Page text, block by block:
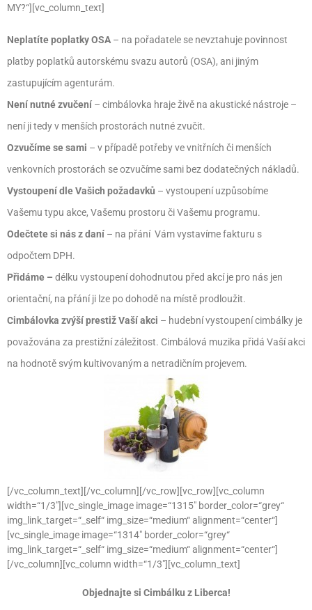
MY?“][vc_column_text]
Neplatíte poplatky OSA – na pořadatele se nevztahuje povinnost
platby poplatků autorskému svazu autorů (OSA), ani jiným
zastupujícím agenturám.
Není nutné zvučení – cimbálovka hraje živě na akustické nástroje –
není ji tedy v menších prostorách nutné zvučit.
Ozvučíme se sami – v případě potřeby ve vnitřních či menších
venkovních prostorách se ozvučíme sami bez dodatečných nákladů.
Vystoupení dle Vašich požadavků – vystoupení uzpůsobíme
Vašemu typu akce, Vašemu prostoru či Vašemu programu.
Odečtete si nás z daní – na přání Vám vystavíme fakturu s
odpočtem DPH.
Přidáme – délku vystoupení dohodnutou před akcí je pro nás jen
orientační, na přání ji lze po dohodě na místě prodloužit.
Cimbálovka zvýší prestiž Vaší akci – hudební vystoupení cimbálky je
považována za prestižní záležitost. Cimbálová muzika přidá Vaší akci
na hodnotě svým kultivovaným a netradičním projevem.
[/vc_column_text][/vc_column][/vc_row][vc_row][vc_column
width=“1/3″][vc_single_image image=“1315″ border_color=“grey“
img_link_target=“_self“ img_size=“medium“ alignment=“center“]
[vc_single_image image=“1314″ border_color=“grey“
img_link_target=“_self“ img_size=“medium“ alignment=“center“]
[/vc_column][vc_column width=“1/3″][vc_column_text]
Objednajte si Cimbálku z Liberca!